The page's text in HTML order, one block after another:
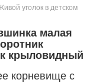
уголок в детском
малая
крыловидный
корневище с